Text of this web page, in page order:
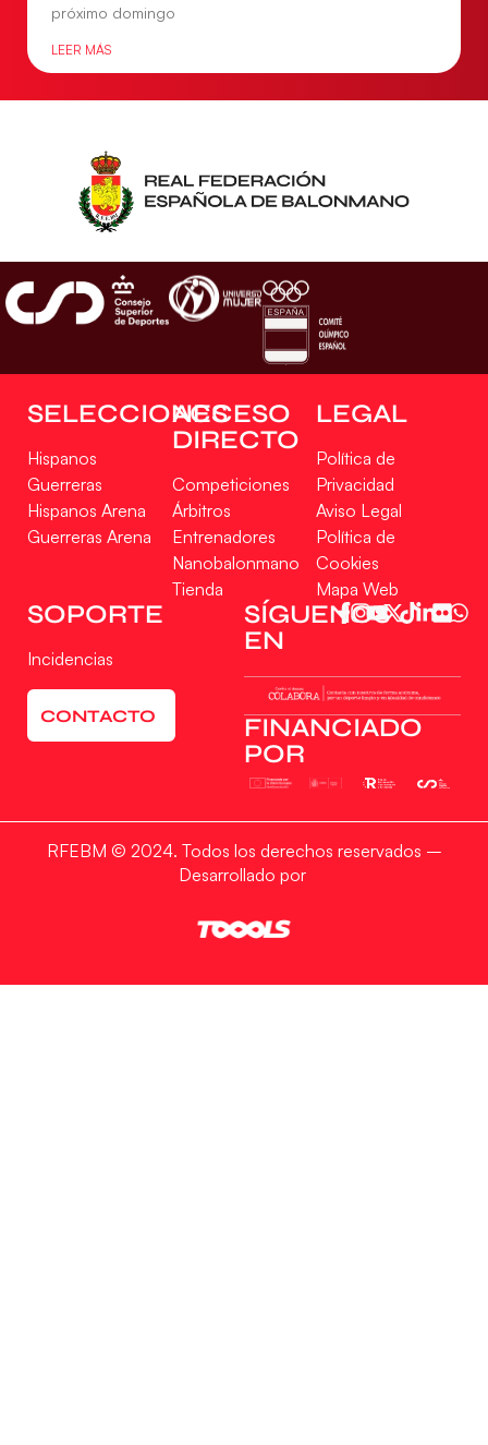
próximo domingo
LEER MÁS
SELECCIONES
Hispanos
Guerreras
Hispanos Arena
Guerreras Arena
ACCESO
DIRECTO
Competiciones
Árbitros
Entrenadores
Nanobalonmano
Tienda
LEGAL
Política de
Privacidad
Aviso Legal
Política de
Cookies
Mapa Web
SOPORTE
Incidencias
CONTACTO
SÍGUENOS
EN
FINANCIADO
POR
RFEBM © 2024. Todos los derechos reservados –
Desarrollado por